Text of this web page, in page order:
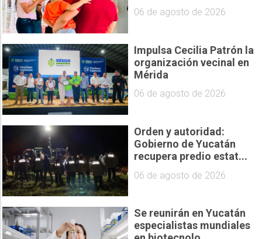
06 de agosto de 2026
Impulsa Cecilia Patrón la
organización vecinal en
Mérida
06 de agosto de 2026
Orden y autoridad:
Gobierno de Yucatán
recupera predio estat...
06 de agosto de 2026
Se reunirán en Yucatán
especialistas mundiales